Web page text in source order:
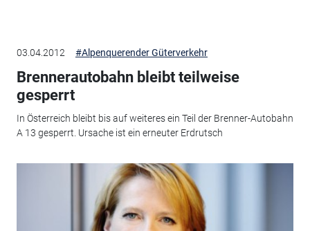
03.04.2012 #Alpenquerender Güterverkehr
Brennerautobahn bleibt teilweise
gesperrt
In Österreich bleibt bis auf weiteres ein Teil der Brenner-Autobahn
A 13 gesperrt. Ursache ist ein erneuter Erdrutsch